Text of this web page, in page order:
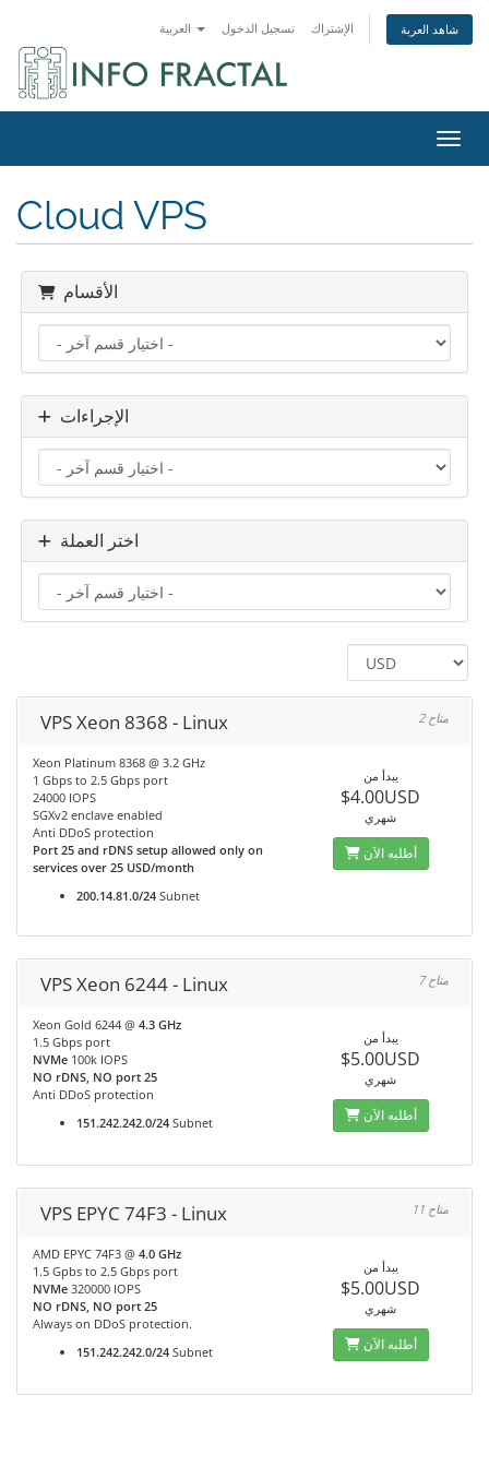
تسجيل الدخول الإشتراك شاهد العربة
Cloud VPS
الأقسام
الإجراءات
اختر العملة
VPS Xeon 8368 - Linux 2 متاح
Xeon Platinum 8368 @ 3.2 GHz
1 Gbps to 2.5 Gbps port
24000 IOPS
SGXv2 enclave enabled
Anti DDoS protection
Port 25 and rDNS setup allowed only on
services over 25 USD/month
200.14.81.0/24 Subnet
يبدأ من
$4.00USD
شهري
أطلبه الآن
VPS Xeon 6244 - Linux 7 متاح
Xeon Gold 6244 @ 4.3 GHz
1.5 Gbps port
NVMe 100k IOPS
NO rDNS, NO port 25
Anti DDoS protection
151.242.242.0/24 Subnet
يبدأ من
$5.00USD
شهري
أطلبه الآن
VPS EPYC 74F3 - Linux 11 متاح
AMD EPYC 74F3 @ 4.0 GHz
1.5 Gpbs to 2.5 Gbps port
NVMe 320000 IOPS
NO rDNS, NO port 25
Always on DDoS protection.
151.242.242.0/24 Subnet
يبدأ من
$5.00USD
شهري
أطلبه الآن